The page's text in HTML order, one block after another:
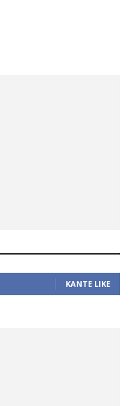
ΚΆΝΤΕ LIKE